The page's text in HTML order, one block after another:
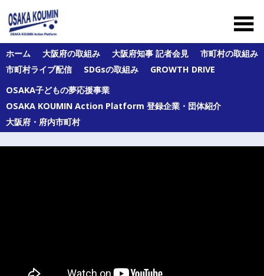
to
content
阪
府
び
府
43
町
ホーム 大阪府の取組み 大阪府知事 記者会見
市町村の取組み
市町村ライブ配信
SDGsの取組み
GROWTH DRIVE
OSAKA子どもの夢応援事業
OSAKA KOUMIN Action Platform 登録企業・団体紹介
大阪府・府内市町村